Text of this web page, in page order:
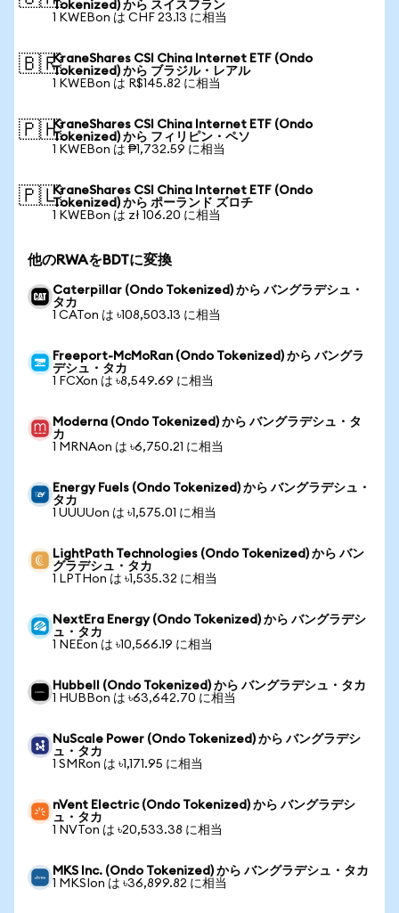
Tokenized) から スイスフラン
1 KWEBon は CHF 23.13 に相当
🇧🇷KraneShares CSI China Internet ETF (Ondo
Tokenized) から ブラジル・レアル
1 KWEBon は R$145.82 に相当
🇵🇭KraneShares CSI China Internet ETF (Ondo
Tokenized) から フィリピン・ペソ
1 KWEBon は ₱1,732.59 に相当
🇵🇱KraneShares CSI China Internet ETF (Ondo
Tokenized) から ポーランド ズロチ
1 KWEBon は zł 106.20 に相当
他のRWAをBDTに変換
Caterpillar (Ondo Tokenized) から バングラデシュ・
タカ
1 CATon は ৳108,503.13 に相当
Freeport-McMoRan (Ondo Tokenized) から バングラ
デシュ・タカ
1 FCXon は ৳8,549.69 に相当
Moderna (Ondo Tokenized) から バングラデシュ・タ
カ
1 MRNAon は ৳6,750.21 に相当
Energy Fuels (Ondo Tokenized) から バングラデシュ・
タカ
1 UUUUon は ৳1,575.01 に相当
LightPath Technologies (Ondo Tokenized) から バン
グラデシュ・タカ
1 LPTHon は ৳1,535.32 に相当
NextEra Energy (Ondo Tokenized) から バングラデシ
ュ・タカ
1 NEEon は ৳10,566.19 に相当
Hubbell (Ondo Tokenized) から バングラデシュ・タカ
1 HUBBon は ৳63,642.70 に相当
NuScale Power (Ondo Tokenized) から バングラデシ
ュ・タカ
1 SMRon は ৳1,171.95 に相当
nVent Electric (Ondo Tokenized) から バングラデシ
ュ・タカ
1 NVTon は ৳20,533.38 に相当
MKS Inc. (Ondo Tokenized) から バングラデシュ・タカ
1 MKSIon は ৳36,899.82 に相当